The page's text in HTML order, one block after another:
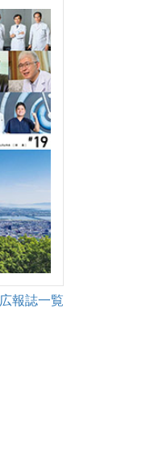
広報誌一覧